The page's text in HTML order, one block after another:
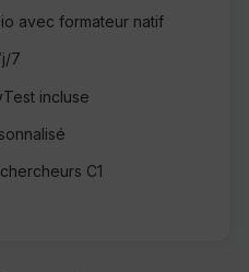
avec formateur natif
7
incluse
C1